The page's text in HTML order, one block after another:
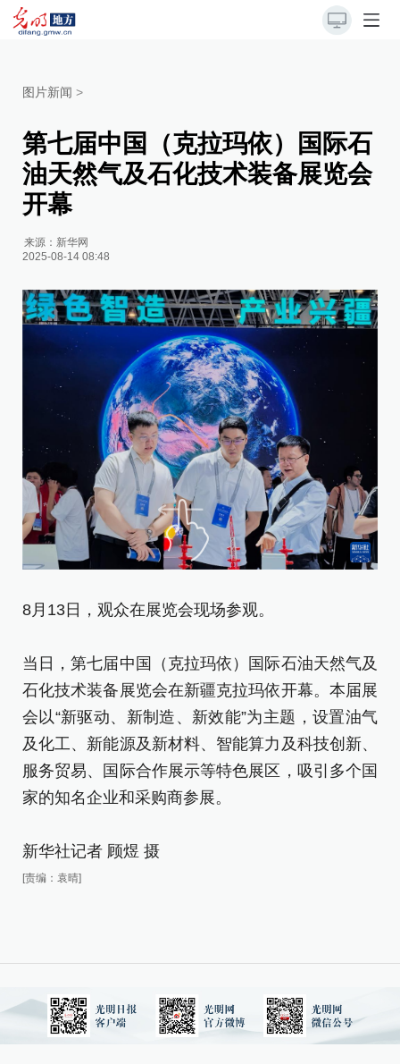
图片新闻 >
第七届中国（克拉玛依）国际石
油天然气及石化技术装备展览会
开幕
来源： 新华网
2025-08-14 08:48
8月13日，观众在展览会现场参观。
当日，第七届中国（克拉玛依）国际石油天然气及
石化技术装备展览会在新疆克拉玛依开幕。本届展
会以“新驱动、新制造、新效能”为主题，设置油气
及化工、新能源及新材料、智能算力及科技创新、
服务贸易、国际合作展示等特色展区，吸引多个国
家的知名企业和采购商参展。
新华社记者 顾煜 摄
[责编：袁晴]